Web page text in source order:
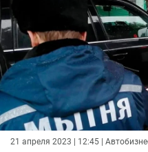
21 апреля 2023 | 12:45 |